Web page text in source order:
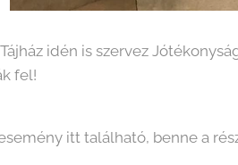
idén is szervez
fel!
itt található, benne a